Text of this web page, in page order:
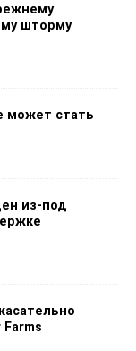
шторму
может стать
из-под